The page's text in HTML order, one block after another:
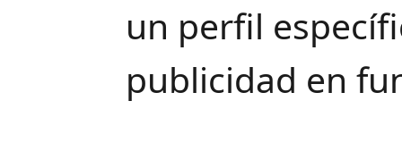
un perfil
publicidad en